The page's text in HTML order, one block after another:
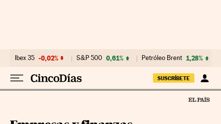
Ibex 35 -0,02% S&P 500 0,61% Petróleo Brent 1,28%
SUSCRÍBETE